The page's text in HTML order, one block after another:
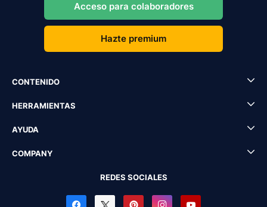
Acceso para colaboradores
Hazte premium
CONTENIDO
HERRAMIENTAS
AYUDA
COMPANY
REDES SOCIALES